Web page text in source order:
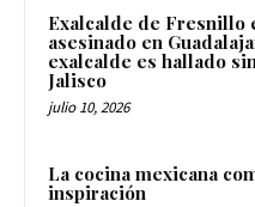
Exalcalde de Fresnillo
asesinado en
exalcalde es hallado
Jalisco
julio 10, 2026
La cocina mexicana
inspiración